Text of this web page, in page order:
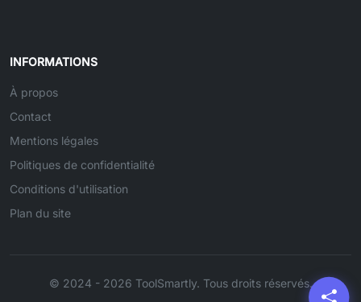
INFORMATIONS
À propos
Contact
Mentions légales
Politiques de confidentialité
Conditions d'utilisation
Plan du site
© 2024 - 2026 ToolSmartly. Tous droits réservés.